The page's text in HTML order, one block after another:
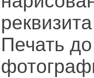
реквизита
Печать